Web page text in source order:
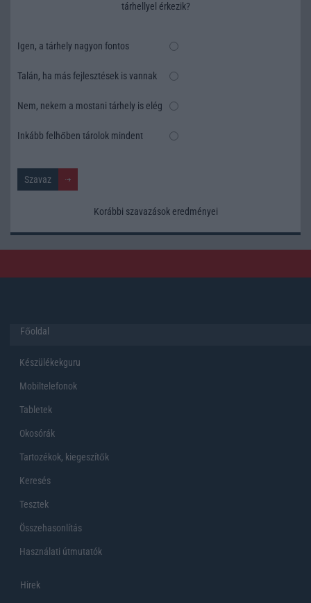
tárhellyel érkezik?
Igen, a tárhely nagyon fontos
Talán, ha más fejlesztések is vannak
Nem, nekem a mostani tárhely is elég
Inkább felhőben tárolok mindent
Korábbi szavazások eredményei
Főoldal
Készülékekguru
Mobiltelefonok
Tabletek
Okosórák
Tartozékok, kiegeszítők
Keresés
Tesztek
Összehasonlítás
Használati útmutatók
Hirek